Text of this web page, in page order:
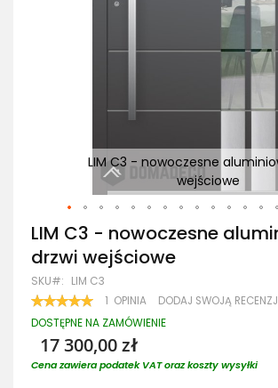
LIM C3 - nowoczesne
wejściowe
Przejdź
na
początek
galerii
LIM C3 - nowoczesne
drzwi wejściowe
SKU LIM C3
OCENA:
100 100
1 OPINIA DODAJ SWOJĄ
DOSTĘPNE NA ZAMÓWIENIE
17 300,00 zł
Cena zawiera podatek VAT oraz koszty wysyłki